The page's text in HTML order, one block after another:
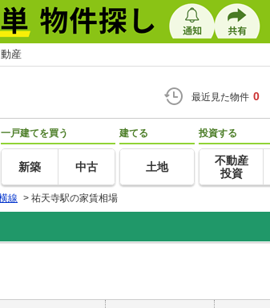
産
最近見た物件 0
一戸建てを買う
新築 中古
建てる
土地
投資する
不動産
投資
線 > 祐天寺駅の家賃相場